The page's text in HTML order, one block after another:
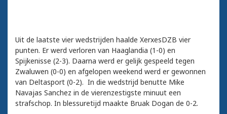
Uit de laatste vier wedstrijden haalde XerxesDZB vier
punten. Er werd verloren van Haaglandia (1-0) en
Spijkenisse (2-3). Daarna werd er gelijk gespeeld tegen
Zwaluwen (0-0) en afgelopen weekend werd er gewonnen
van Deltasport (0-2). In die wedstrijd benutte Mike
Navajas Sanchez in de vierenzestigste minuut een
strafschop. In blessuretijd maakte Bruak Dogan de 0-2.